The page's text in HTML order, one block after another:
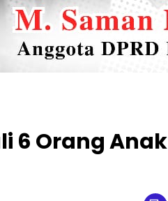
6 Orang Anak